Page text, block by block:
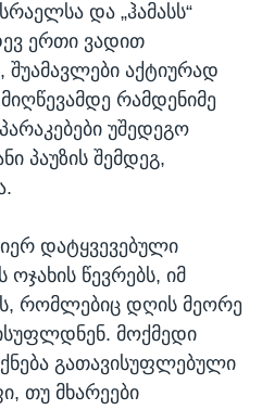
და „ჰამასს“
ერთი ვადით
აქტიურად
რამდენიმე
უშედეგო
პაუზის შემდეგ,
დატყვევებული
წევრებს, იმ
რომლებიც დღის მეორე
მოქმედი
გათავისუფლებული
თუ მხარეები